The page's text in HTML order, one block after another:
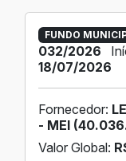
FUNDO
032/2026
18/07/2026
Fornecedor:
- MEI
Valor Global: